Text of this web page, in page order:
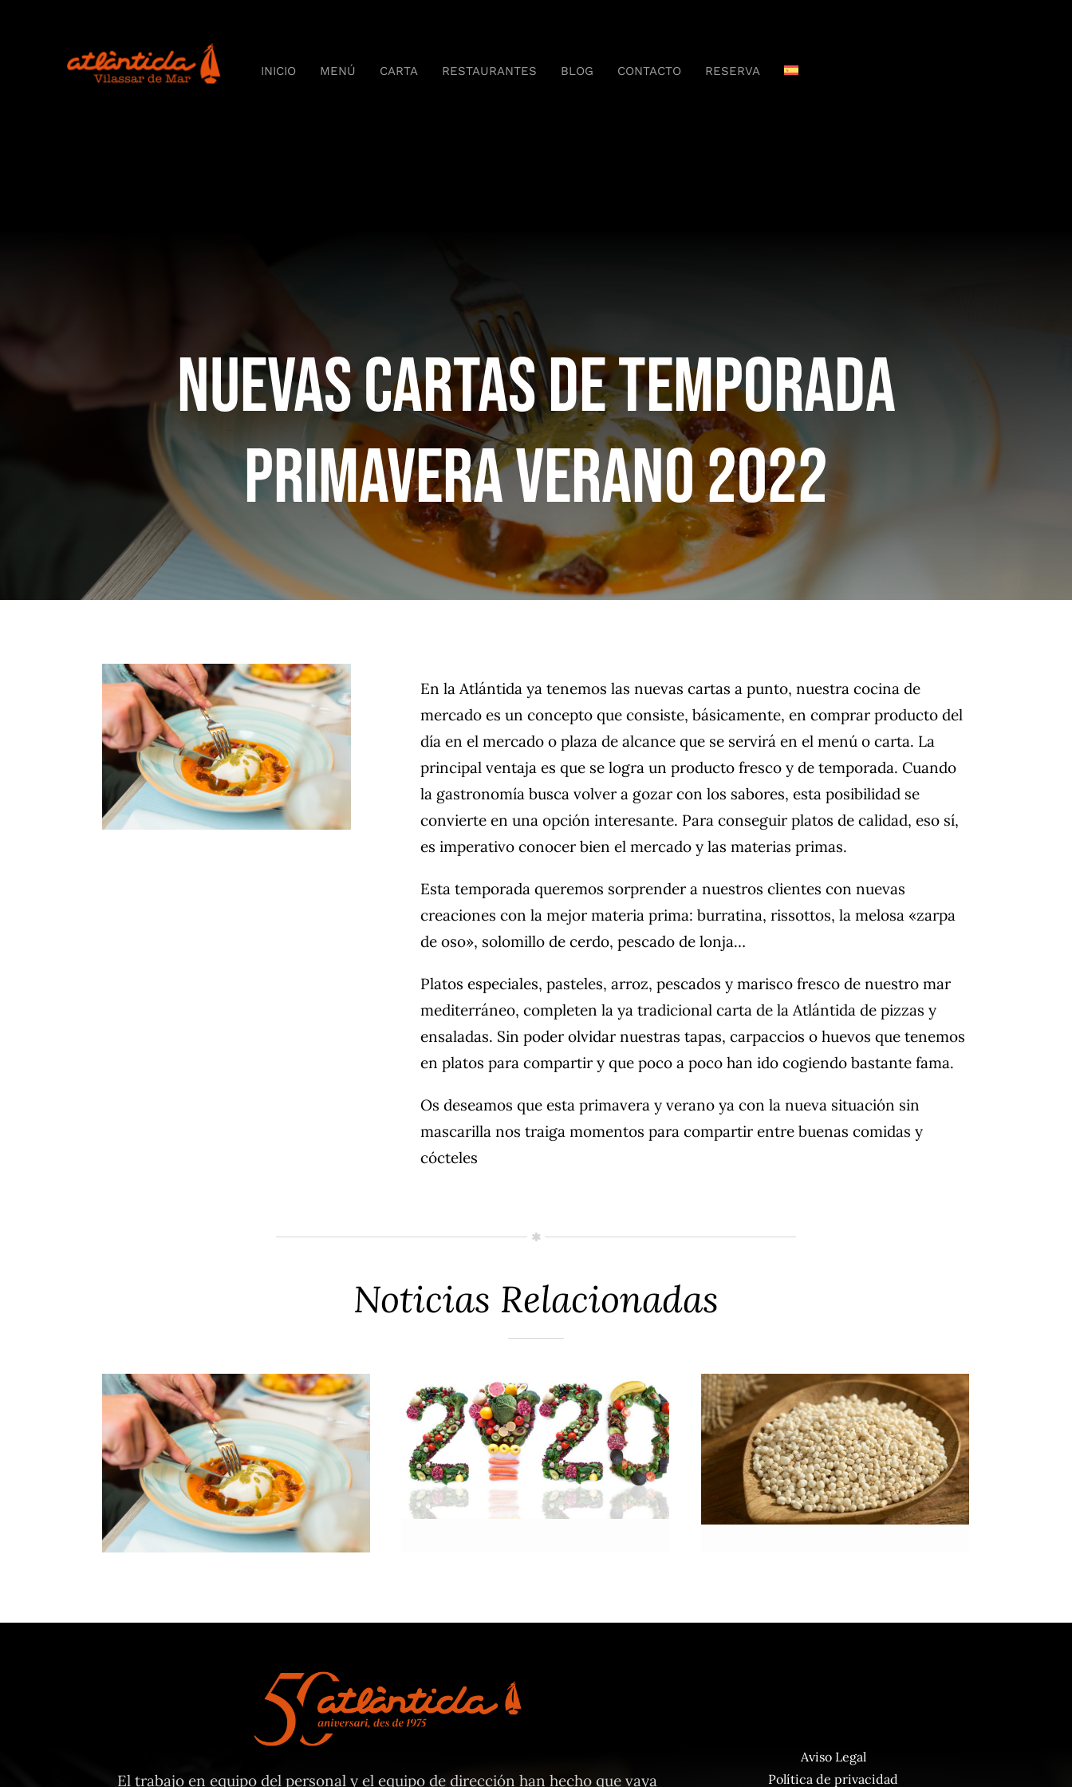
INICIO MENÚ CARTA RESTAURANTES BLOG CONTACTO RESERVA
Nuevas cartas de temporada
primavera verano 2022
En la Atlántida ya tenemos las nuevas cartas a punto, nuestra cocina de
mercado es un concepto que consiste, básicamente, en comprar producto del
día en el mercado o plaza de alcance que se servirá en el menú o carta. La
principal ventaja es que se logra un producto fresco y de temporada. Cuando
la gastronomía busca volver a gozar con los sabores, esta posibilidad se
convierte en una opción interesante. Para conseguir platos de calidad, eso sí,
es imperativo conocer bien el mercado y las materias primas.
Esta temporada queremos sorprender a nuestros clientes con nuevas
creaciones con la mejor materia prima: burratina, rissottos, la melosa «zarpa
de oso», solomillo de cerdo, pescado de lonja…
Platos especiales, pasteles, arroz, pescados y marisco fresco de nuestro mar
mediterráneo, completen la ya tradicional carta de la Atlántida de pizzas y
ensaladas. Sin poder olvidar nuestras tapas, carpaccios o huevos que tenemos
en platos para compartir y que poco a poco han ido cogiendo bastante fama.
Os deseamos que esta primavera y verano ya con la nueva situación sin
mascarilla nos traiga momentos para compartir entre buenas comidas y
cócteles
Noticias Relacionadas
Nuevas cartas de
temporada primavera
verano 2022
Vilassar de Mar
Empieza el año…2020
Vilassar de Mar
La quinoa, un
descubrimiento
Vilassar de Mar
El trabajo en equipo del personal y el equipo de dirección han hecho que vaya
Aviso Legal
Política de privacidad